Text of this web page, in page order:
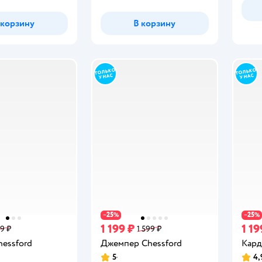
В корзину
₽
−25%
1 199 ₽ 1 599 ₽
Джемпер Chessford
5
−25%
1